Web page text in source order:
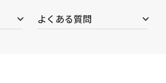
よくある質問